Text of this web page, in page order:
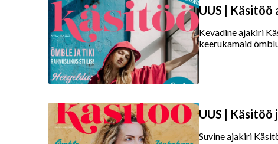
UUS |
Kevadine ajakiri
keerukamaid
UUS | Käsitöö
Suvine ajakiri